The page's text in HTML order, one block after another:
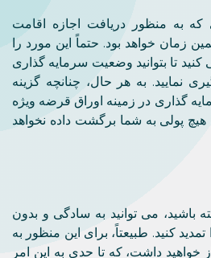
به منظور دریافت اجازه اقامت
زمان خواهد بود. حتماً این مورد را
تا بتوانید وضعیت سرمایه گذاری
نمایید. به هر حال، چنانچه گزینه
گذاری در زمینه اوراق قرضه ویژه
هیچ پولی به شما برگشت داده نخواهد
باشید، می توانید به سادگی و بدون
کنید. طبیعتاً، برای این منظور به
خواهید داشت، که تا حدی به این امر